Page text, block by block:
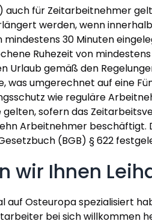
für Zeitarbeitnehmer
werden, wenn
30 Minuten
Ruhezeit von
gemäß den
umgerechnet auf eine
wie reguläre
gelten, sofern das
Arbeitnehmer beschäftigt.
(BGB) § 622
wir Ihnen
auf Osteuropa spezialisiert
bei sich willkommen